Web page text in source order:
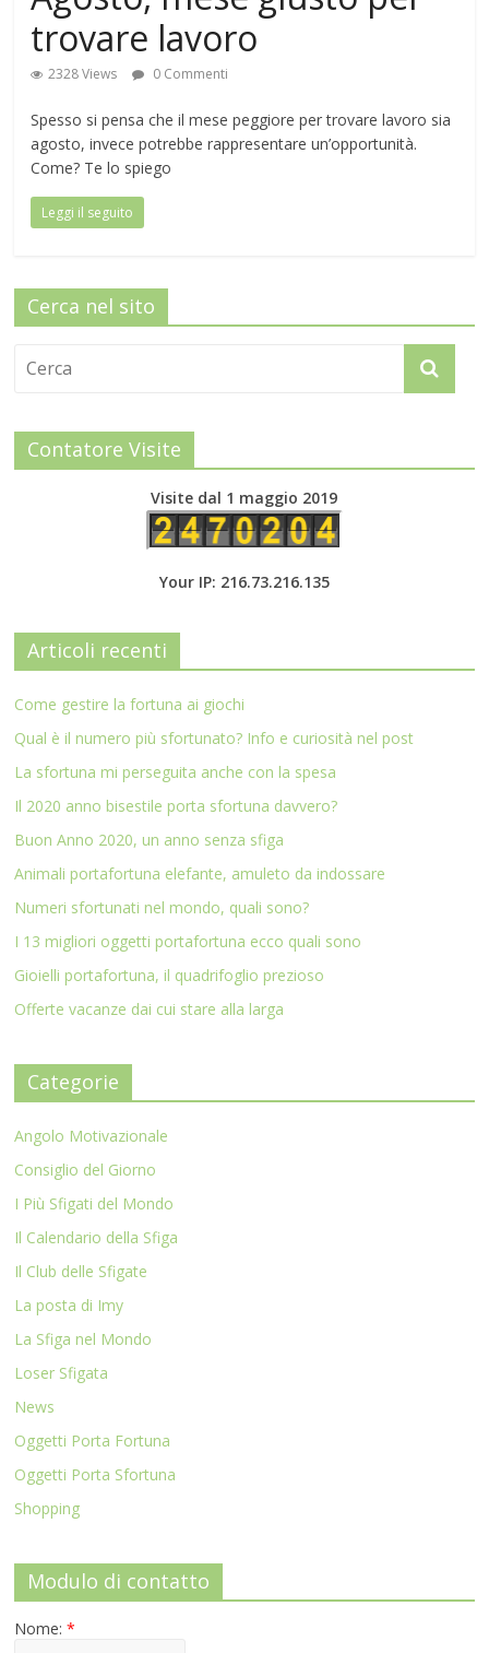
trovare lavoro
2328 Views 0 Commenti
Spesso si pensa che il mese peggiore per trovare lavoro sia
agosto, invece potrebbe rappresentare un’opportunità.
Come? Te lo spiego
Leggi il seguito
Cerca nel sito
Contatore Visite
Visite dal 1 maggio 2019
Your IP: 216.73.216.135
Articoli recenti
Come gestire la fortuna ai giochi
Qual è il numero più sfortunato? Info e curiosità nel post
La sfortuna mi perseguita anche con la spesa
Il 2020 anno bisestile porta sfortuna davvero?
Buon Anno 2020, un anno senza sfiga
Animali portafortuna elefante, amuleto da indossare
Numeri sfortunati nel mondo, quali sono?
I 13 migliori oggetti portafortuna ecco quali sono
Gioielli portafortuna, il quadrifoglio prezioso
Offerte vacanze dai cui stare alla larga
Categorie
Angolo Motivazionale
Consiglio del Giorno
I Più Sfigati del Mondo
Il Calendario della Sfiga
Il Club delle Sfigate
La posta di Imy
La Sfiga nel Mondo
Loser Sfigata
News
Oggetti Porta Fortuna
Oggetti Porta Sfortuna
Shopping
Modulo di contatto
Nome:*